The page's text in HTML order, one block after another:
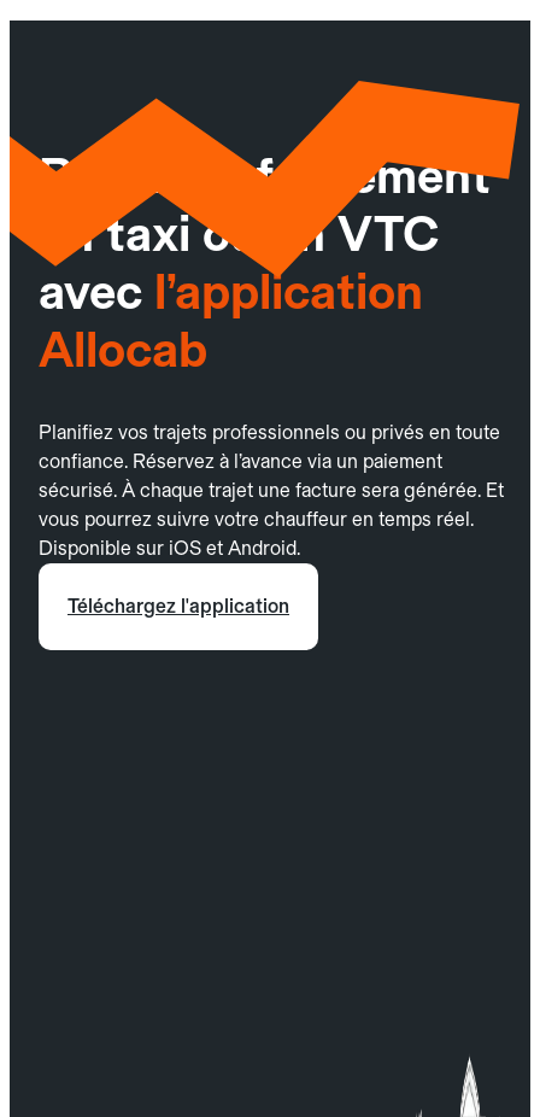
Réservez facilement
un taxi ou un VTC
avec l’application
Allocab
Planifiez vos trajets professionnels ou privés en toute
confiance. Réservez à l’avance via un paiement
sécurisé. À chaque trajet une facture sera générée. Et
vous pourrez suivre votre chauffeur en temps réel.
Disponible sur iOS et Android.
Téléchargez l'application